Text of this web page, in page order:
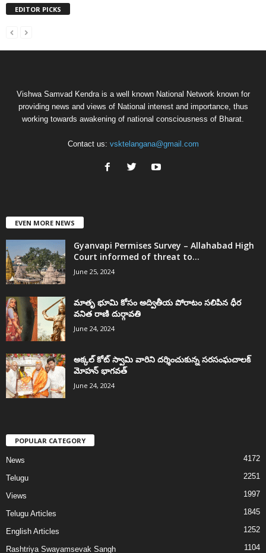
EDITOR PICKS
Vishwa Samvad Kendra is a well known National Network known for
providing news and views of National interest and importance, thus
working towards awakening of national consciousness of Bharat.
Contact us: vsktelangana@gmail.com
EVEN MORE NEWS
Gyanvapi Permises Survey – Allahabad High
Court informed of threat to...
June 25, 2024
మాతృ భూమి కోసం అద్వితీయ పోరాటం సలిపిన ధీర
వనిత రాణి దుర్గావతి
June 24, 2024
అక్కల్‌ కోట్‌ స్వామి వారిని దర్శించుకున్న సరసంఘచాలక్
మోహన్ భాగవత్
June 24, 2024
POPULAR CATEGORY
News 4172
Telugu 2251
Views 1997
Telugu Articles 1845
English Articles 1252
Rashtriya Swayamsevak Sangh 1104